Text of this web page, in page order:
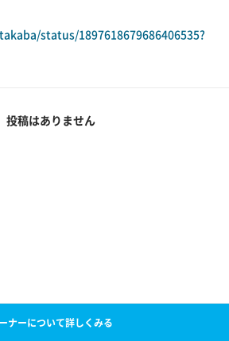
status/1897618679686406535?
投稿はありません
ナーについて詳しくみる